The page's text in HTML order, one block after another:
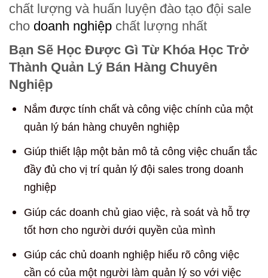
chất lượng và huấn luyện đào tạo đội sale
cho doanh nghiệp chất lượng nhất
Bạn Sẽ Học Được Gì Từ Khóa Học Trở
Thành Quản Lý Bán Hàng Chuyên
Nghiệp
Nắm được tính chất và công việc chính của một
quản lý bán hàng chuyên nghiệp
Giúp thiết lập một bản mô tả công việc chuẩn tắc
đầy đủ cho vị trí quản lý đội sales trong doanh
nghiệp
Giúp các doanh chủ giao việc, rà soát và hỗ trợ
tốt hơn cho người dưới quyền của mình
Giúp các chủ doanh nghiệp hiểu rõ công việc
cần có của một người làm quản lý so với việc